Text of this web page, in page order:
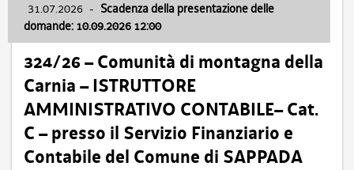
31.07.2026 - Scadenza della presentazione delle
domande: 10.09.2026 12:00
324/26 – Comunità di montagna della
Carnia – ISTRUTTORE
AMMINISTRATIVO CONTABILE– Cat.
C – presso il Servizio Finanziario e
Contabile del Comune di SAPPADA